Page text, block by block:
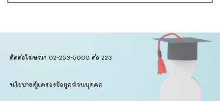
ติดต่อโฆษณา 02-253-5000​ ต่อ 223
นโยบายคุ้มครองข้อมูลส่วนบุคคล​